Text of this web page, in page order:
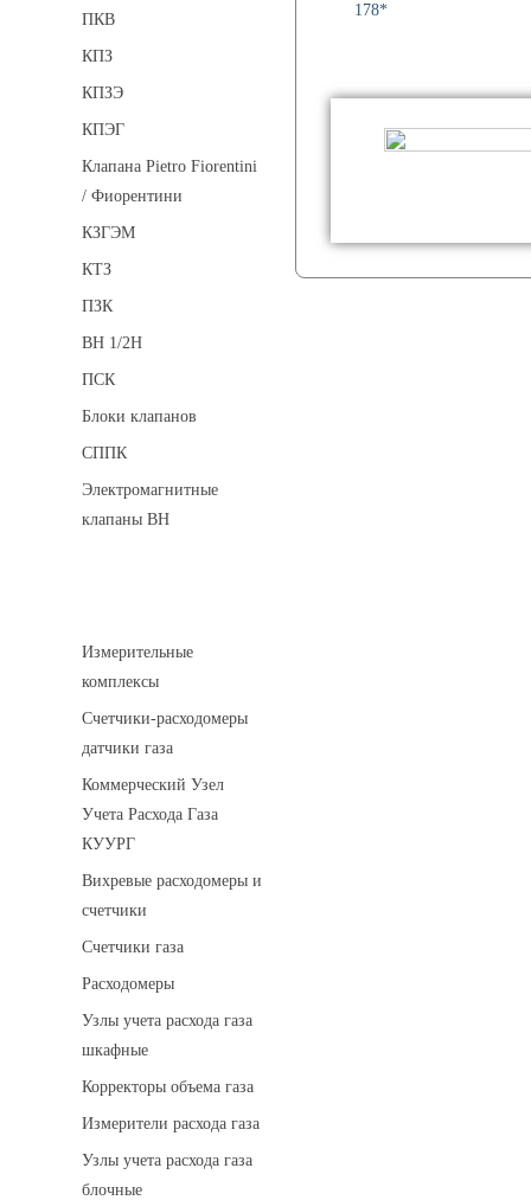
ПКВ
КПЗ
КПЗЭ
КПЭГ
Клапана Pietro Fiorentini
/ Фиорентини
КЗГЭМ
КТЗ
ПЗК
ВН 1/2Н
ПСК
Блоки клапанов
СППК
Электромагнитные
клапаны ВН
Измерительные
комплексы
Счетчики-расходомеры
датчики газа
Коммерческий Узел
Учета Расхода Газа
КУУРГ
Вихревые расходомеры и
счетчики
Счетчики газа
Расходомеры
Узлы учета расхода газа
шкафные
Корректоры объема газа
Измерители расхода газа
Узлы учета расхода газа
блочные
178*